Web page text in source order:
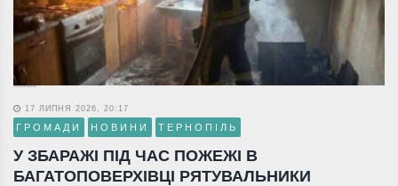
17 ЛИПНЯ 2026, 20:17
ГРОМАДИ НОВИНИ ТЕРНОПІЛЬ
У ЗБАРАЖІ ПІД ЧАС ПОЖЕЖІ В
БАГАТОПОВЕРХІВЦІ РЯТУВАЛЬНИКИ